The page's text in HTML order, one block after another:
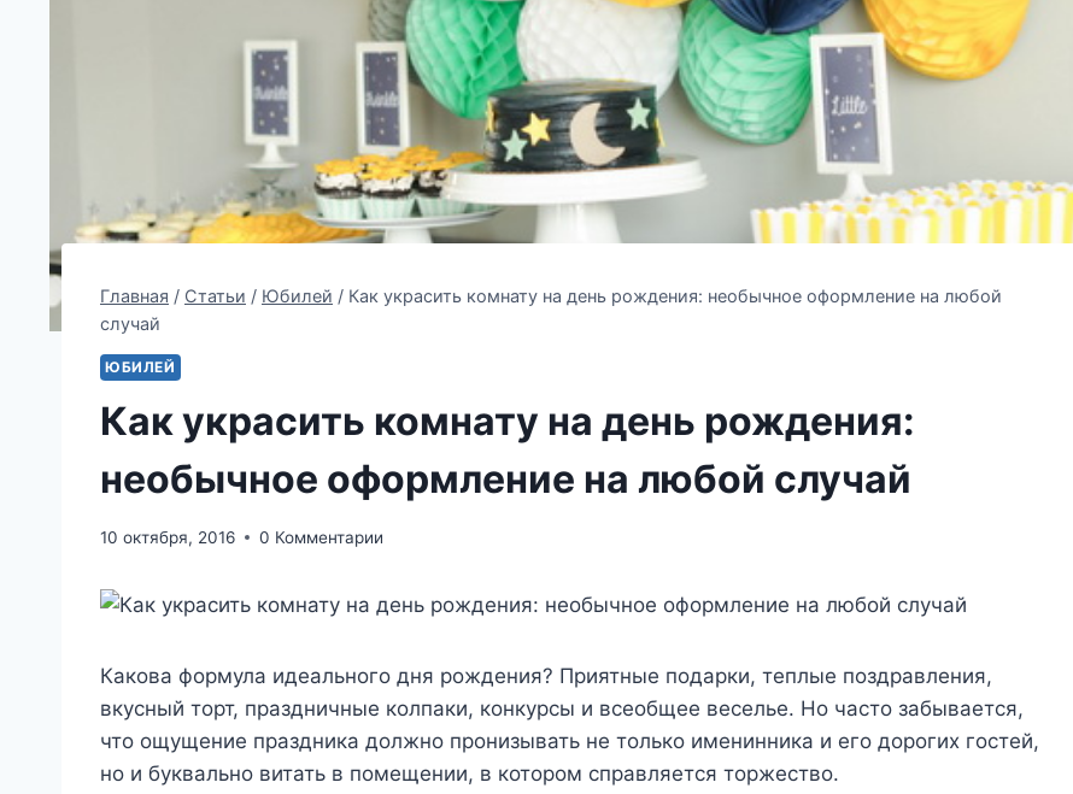
Главная / Статьи / Юбилей / Как украсить комнату на день рождения: необычное оформление на любой
случай
ЮБИЛЕЙ
Как украсить комнату на день рождения:
необычное оформление на любой случай
10 октября, 2016 0 Комментарии
Какова формула идеального дня рождения? Приятные подарки, теплые поздравления,
вкусный торт, праздничные колпаки, конкурсы и всеобщее веселье. Но часто забывается,
что ощущение праздника должно пронизывать не только именинника и его дорогих гостей,
но и буквально витать в помещении, в котором справляется торжество.